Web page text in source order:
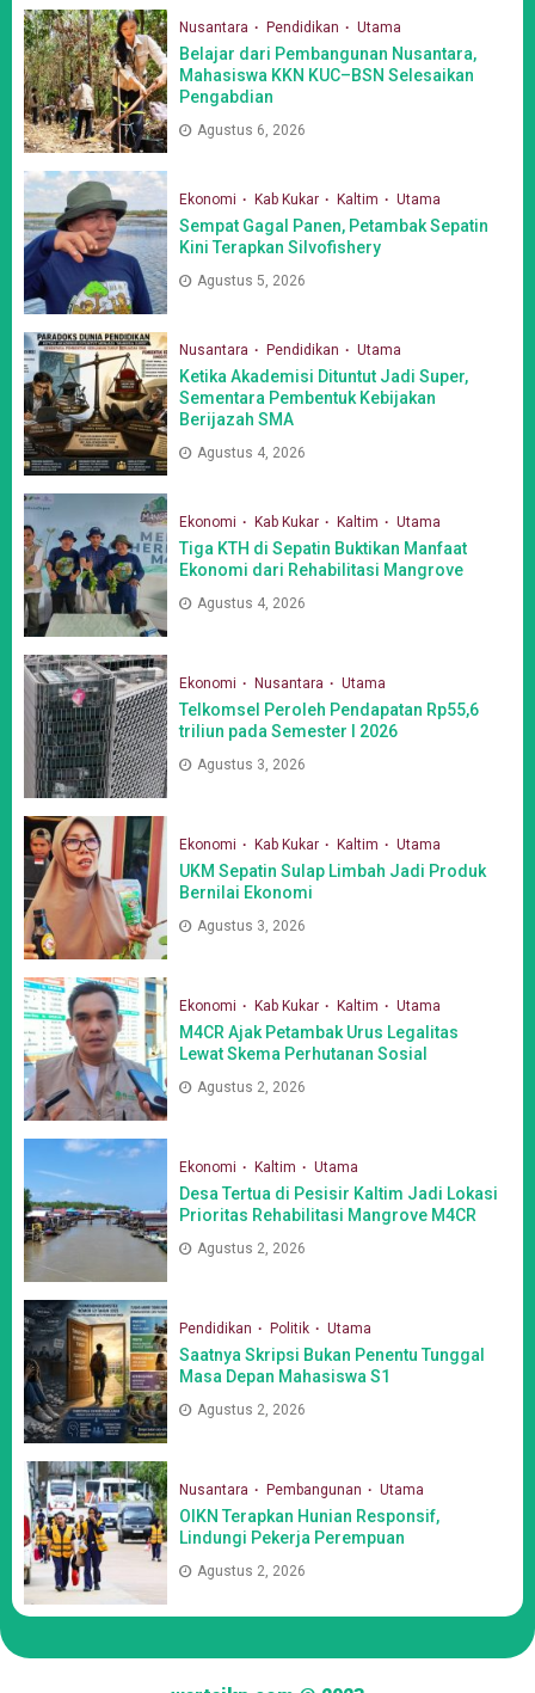
Nusantara Pendidikan Utama
Belajar dari Pembangunan Nusantara,
Mahasiswa KKN KUC–BSN Selesaikan
Pengabdian
Agustus 6, 2026
Ekonomi Kab Kukar Kaltim Utama
Sempat Gagal Panen, Petambak Sepatin
Kini Terapkan Silvofishery
Agustus 5, 2026
Nusantara Pendidikan Utama
Ketika Akademisi Dituntut Jadi Super,
Sementara Pembentuk Kebijakan
Berijazah SMA
Agustus 4, 2026
Ekonomi Kab Kukar Kaltim Utama
Tiga KTH di Sepatin Buktikan Manfaat
Ekonomi dari Rehabilitasi Mangrove
Agustus 4, 2026
Ekonomi Nusantara Utama
Telkomsel Peroleh Pendapatan Rp55,6
triliun pada Semester I 2026
Agustus 3, 2026
Ekonomi Kab Kukar Kaltim Utama
UKM Sepatin Sulap Limbah Jadi Produk
Bernilai Ekonomi
Agustus 3, 2026
Ekonomi Kab Kukar Kaltim Utama
M4CR Ajak Petambak Urus Legalitas
Lewat Skema Perhutanan Sosial
Agustus 2, 2026
Ekonomi Kaltim Utama
Desa Tertua di Pesisir Kaltim Jadi Lokasi
Prioritas Rehabilitasi Mangrove M4CR
Agustus 2, 2026
Pendidikan Politik Utama
Saatnya Skripsi Bukan Penentu Tunggal
Masa Depan Mahasiswa S1
Agustus 2, 2026
Nusantara Pembangunan Utama
OIKN Terapkan Hunian Responsif,
Lindungi Pekerja Perempuan
Agustus 2, 2026